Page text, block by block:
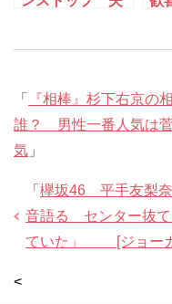
「
『相棒』杉下右京の
誰？ 男性一番人気は
気 」
「 欅坂46 平手友梨
音語る センター抜て
ていた」 [ジョー
<